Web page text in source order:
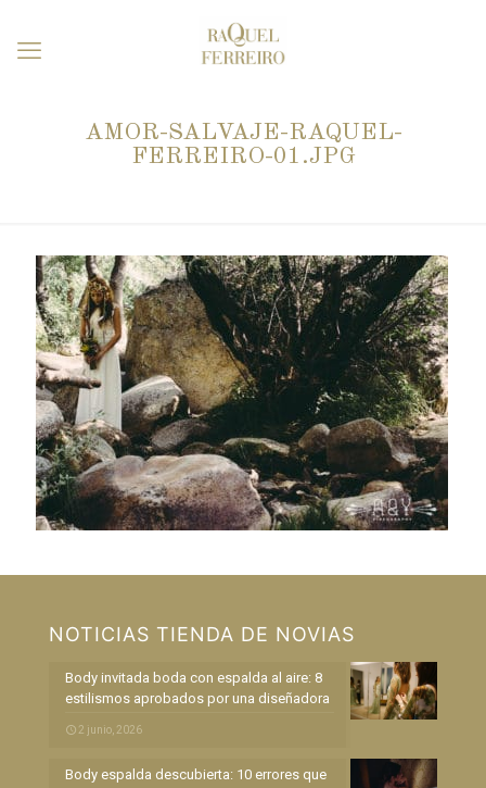
AMOR-SALVAJE-RAQUEL-
FERREIRO-01.JPG
NOTICIAS TIENDA DE NOVIAS
Body invitada boda con espalda al aire: 8
estilismos aprobados por una diseñadora
2 junio, 2026
Body espalda descubierta: 10 errores que